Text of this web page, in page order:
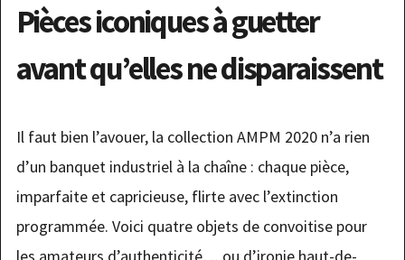
Pièces iconiques à guetter
avant qu’elles ne disparaissent
Il faut bien l’avouer, la collection AMPM 2020 n’a rien
d’un banquet industriel à la chaîne : chaque pièce,
imparfaite et capricieuse, flirte avec l’extinction
programmée. Voici quatre objets de convoitise pour